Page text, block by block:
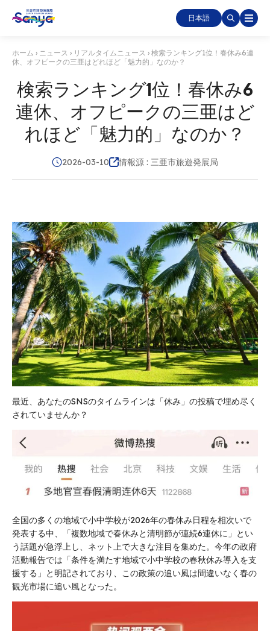
日本語
ホーム › ニュース › リアルタイムニュース › 検索ランキング1位！春休み6連
休、オフピークの三亜はどれほど「魅力的」なのか？
検索ランキング1位！春休み6
連休、オフピークの三亜はど
れほど「魅力的」なのか？
2026-03-10 情報源 : 三亜市旅遊発展局
最近、あなたのSNSのタイムラインは「休み」の投稿で埋め尽く
されていませんか？
全国の多くの地域で小中学校が2026年の春休み日程を相次いで
発表する中、「複数地域で春休みと清明節が連続6連休に」とい
う話題が急浮上し、ネット上で大きな注目を集めた。今年の政府
活動報告では「条件を満たす地域で小中学校の春秋休み導入を支
援する」と明記されており、この政策の追い風は間違いなく春の
観光市場に追い風となった。